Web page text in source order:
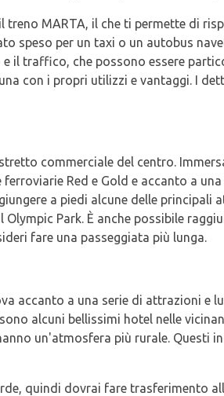
MARTA, il che ti permette di
speso per un taxi o un autobus
il traffico, che possono essere
con i propri utilizzi e vantaggi. I
commerciale del centro.
Red e Gold e accanto a
a piedi alcune delle
Park. È anche possibile
fare una passeggiata più lunga.
accanto a una serie di attrazioni e
alcuni bellissimi hotel nelle
un'atmosfera più rurale. Questi
quindi dovrai fare trasferimento